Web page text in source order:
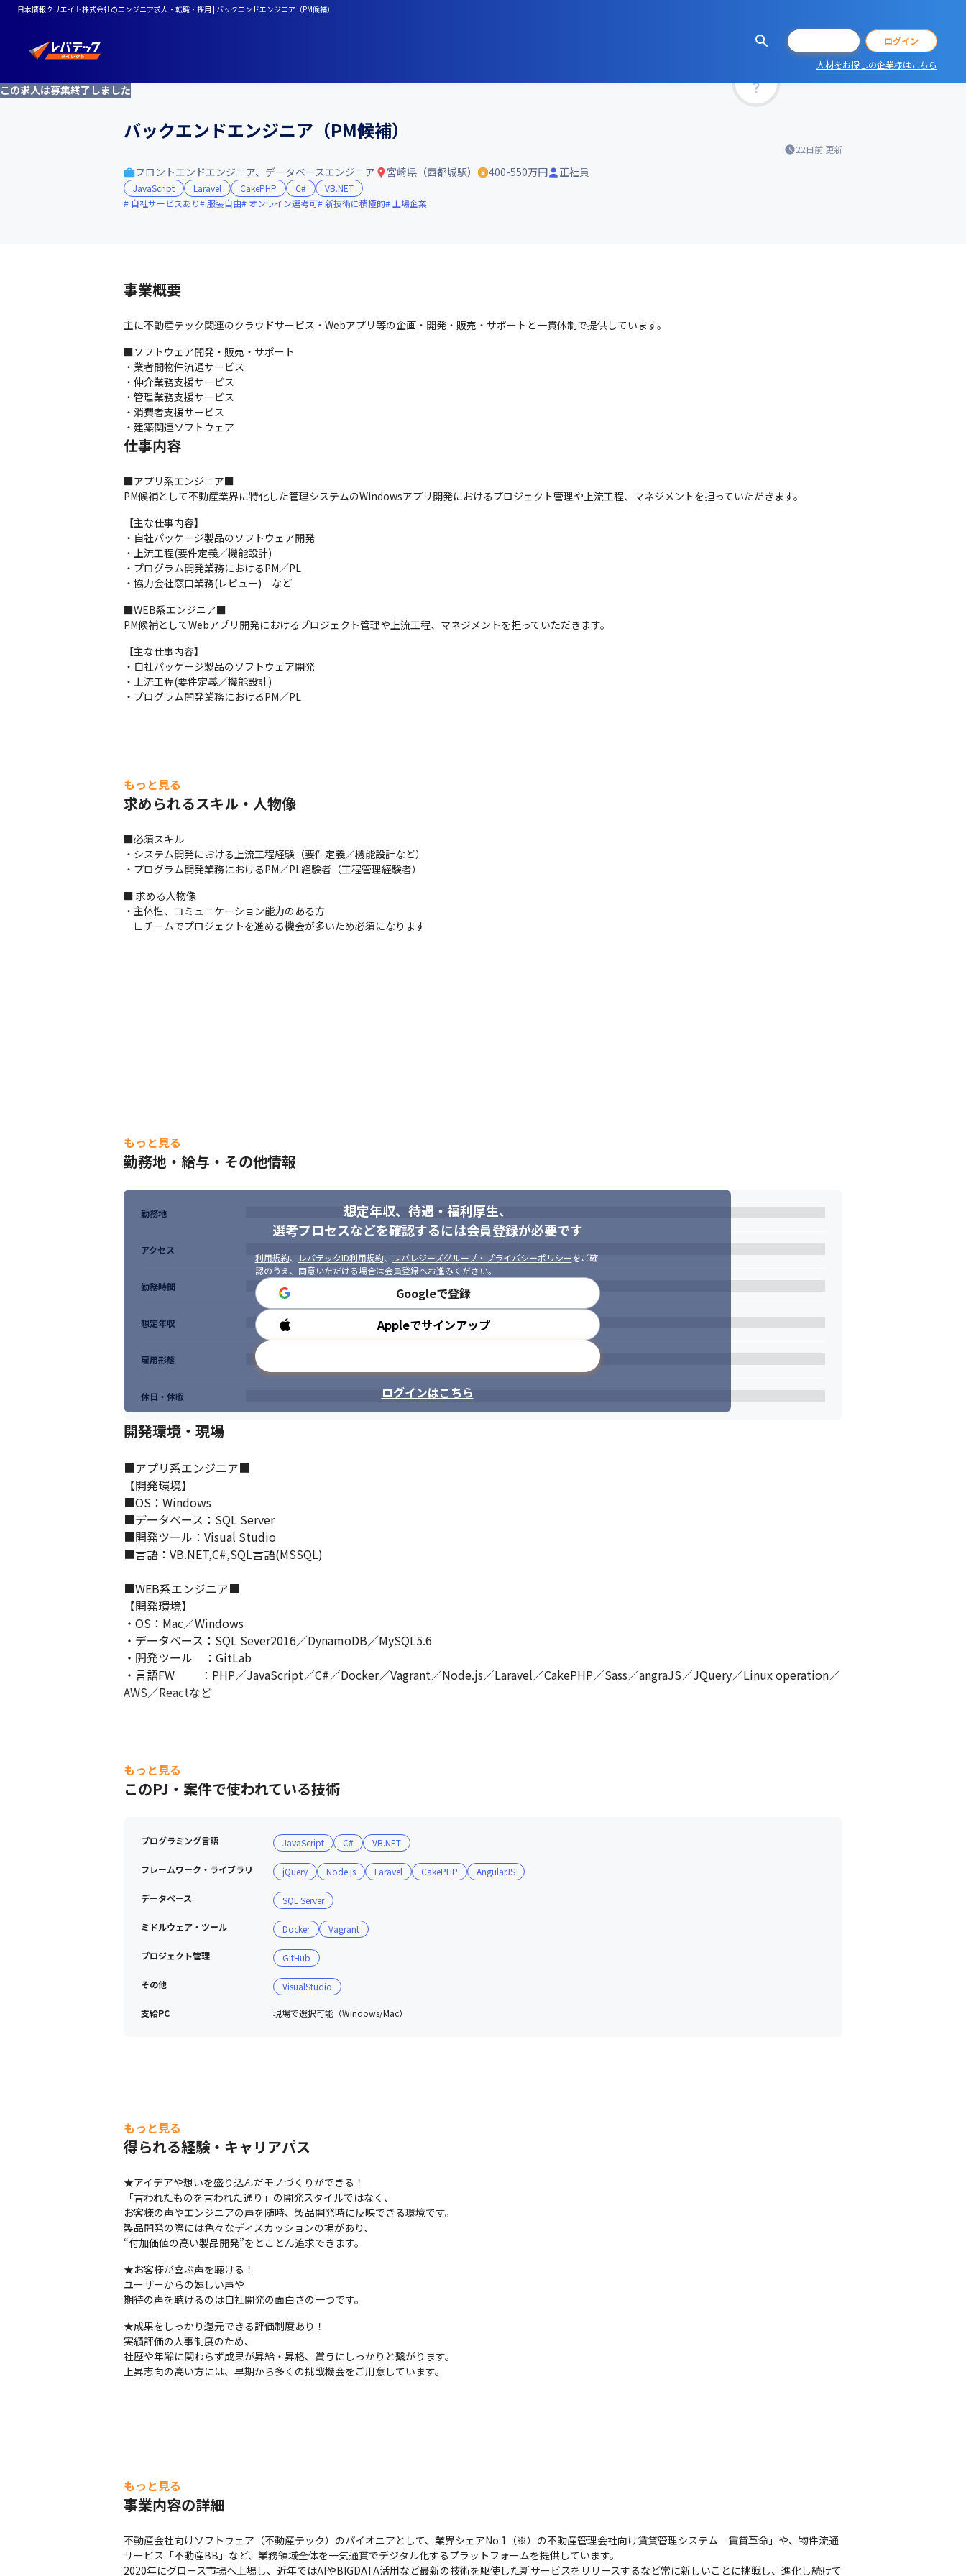
日本情報クリエイト株式会社のエンジニア求人・転職・採用 | バックエンドエンジニア（PM候補）
ログイン
人材をお探しの企業様はこちら
この求人は募集終了しました
バックエンドエンジニア（PM候補）
22日前 更新
フロントエンドエンジニア、データベースエンジニア 宮崎県（西都城駅） 400-550万円 正社員
JavaScript Laravel CakePHP C#
VB.NET
自社サービスあり
服装自由 オンライン選考可 新技術に積極的 上場企業
事業概要
主に不動産テック関連のクラウドサービス・Webアプリ等の企画・開発・販売・サポートと一貫体制で提供しています。
■ソフトウェア開発・販売・サポート
・業者間物件流通サービス
・仲介業務支援サービス
・管理業務支援サービス
・消費者支援サービス
・建築関連ソフトウェア
仕事内容
■アプリ系エンジニア■
PM候補として不動産業界に特化した管理システムのWindowsアプリ開発におけるプロジェクト管理や上流工程、マネジメントを担っていただきます。
【主な仕事内容】
・自社パッケージ製品のソフトウェア開発
・上流工程(要件定義／機能設計)
・プログラム開発業務におけるPM／PL
・協力会社窓口業務(レビュー)　など
■WEB系エンジニア■
PM候補としてWebアプリ開発におけるプロジェクト管理や上流工程、マネジメントを担っていただきます。
【主な仕事内容】
・自社パッケージ製品のソフトウェア開発
・上流工程(要件定義／機能設計)
・プログラム開発業務におけるPM／PL
もっと見る
求められるスキル・人物像
■必須スキル
・システム開発における上流工程経験（要件定義／機能設計など）
・プログラム開発業務におけるPM／PL経験者（工程管理経験者）
■ 求める人物像
・主体性、コミュニケーション能力のある方
∟チームでプロジェクトを進める機会が多いため必須になります
もっと見る
勤務地・給与・その他情報
想定年収、待遇・福利厚生、
選考プロセスなどを確認するには会員登録が必要です
利用規約、 レバテックID利用規約、 レバレジーズグループ・プライバシーポリシーをご確
認のうえ、同意いただける場合は会員登録へお進みください。
Googleで登録
Appleでサインアップ
ログインはこちら
勤務地
アクセス
勤務時間
想定年収
雇用形態
休日・休暇
開発環境・現場
■アプリ系エンジニア■
【開発環境】
■OS：Windows
■データベース：SQL Server
■開発ツール：Visual Studio
■言語：VB.NET,C#,SQL言語(MSSQL)
■WEB系エンジニア■
【開発環境】
・OS：Mac／Windows
・データベース：SQL Sever2016／DynamoDB／MySQL5.6
・開発ツール　：GitLab
・言語FW　 　：PHP／JavaScript／C#／Docker／Vagrant／Node.js／Laravel／CakePHP／Sass／angraJS／JQuery／Linux operation／
AWS／Reactなど
もっと見る
このPJ・案件で使われている技術
プログラミング言語 JavaScript C# VB.NET
フレームワーク・ライブラリ jQuery Node.js Laravel CakePHP AngularJS
データベース SQL Server
ミドルウェア・ツール Docker Vagrant
プロジェクト管理 GitHub
その他 VisualStudio
支給PC 現場で選択可能（Windows/Mac）
もっと見る
得られる経験・キャリアパス
★アイデアや想いを盛り込んだモノづくりができる！
「言われたものを言われた通り」の開発スタイルではなく、
お客様の声やエンジニアの声を随時、製品開発時に反映できる環境です。
製品開発の際には色々なディスカッションの場があり、
“付加価値の高い製品開発”をとことん追求できます。
★お客様が喜ぶ声を聴ける！
ユーザーからの嬉しい声や
期待の声を聴けるのは自社開発の面白さの一つです。
★成果をしっかり還元できる評価制度あり！
実績評価の人事制度のため、
社歴や年齢に関わらず成果が昇給・昇格、賞与にしっかりと繋がります。
上昇志向の高い方には、早期から多くの挑戦機会をご用意しています。
もっと見る
事業内容の詳細
不動産会社向けソフトウェア（不動産テック）のパイオニアとして、業界シェアNo.1（※）の不動産管理会社向け賃貸管理システム「賃貸革命」や、物件流通
サービス「不動産BB」など、業務領域全体を一気通貫でデジタル化するプラットフォームを提供しています。
2020年にグロース市場へ上場し、近年ではAIやBIGDATA活用など最新の技術を駆使した新サービスをリリースするなど常に新しいことに挑戦し、進化し続けて